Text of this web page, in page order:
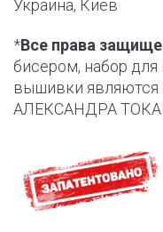
Украина, Киев
*Все права
бисером, набор
вышивки
АЛЕКСАНДРА